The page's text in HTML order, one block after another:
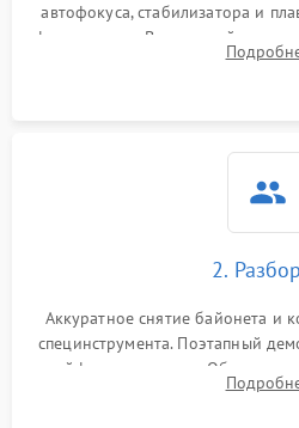
автофокуса, стабилизатора и
фокусировки. Визуальный
грибка, пыли и оценка
2.
Аккуратное снятие байонета и
специнструмента. Поэтапный
шлейфов и приводов.
линзовых групп для сохранения